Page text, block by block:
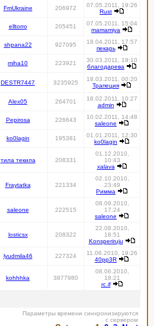
FmUkraine 206972
07.05.2011, 19:26
Rust
elltorro 205451
07.05.2011, 15:04
mamamiya
shpana22 927095
18.04.2011, 17:57
пекарь
miha10 223921
30.03.2011, 19:10
благодарева
DESTR7447 3235925
18.03.2011, 00:20
Трапеция
Alex05 264701
18.02.2011, 10:27
admin
Pepirosa 226643
10.02.2011, 14:48
saleone
ko0lagin 195381
01.01.2011, 12:30
ko0lagin
тила текила 208331
01.12.2010,
10:43
xalava
Fraytatka 221334
02.10.2010,
23:49
Римма
saleone 222515
08.09.2010,
17:24
saleone
losticsx 208322
22.08.2010,
18:51
Konsperiruju
lyudmila46 227324
11.06.2010, 19:26
40pp3R
kohhhka 3877980
08.06.2010,
18:21
rc.if
Параметры времени синхронизируются
с сервером